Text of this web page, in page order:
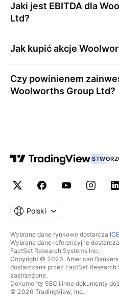
Jaki jest EBITDA dla
Ltd?
Jak kupić akcje
Czy powinienem
Woolworths Group Ltd?
Polski
Wybrane dane rynkowe dostarcza
Wybrane dane referencyjne
FactSet Research Systems Inc.
Copyright © 2026, American
dostarczana przez FactSet Research
zastrzeżone.
Dokumenty SEC i inne dokumenty
© 2026 TradingView, Inc.